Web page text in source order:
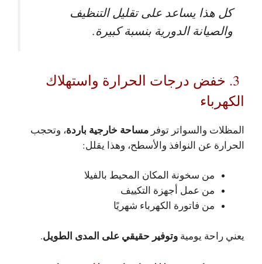
كل هذا يساعد على تقليل التنظيف
والصيانة الدورية بنسبة كبيرة.
3. خفض درجات الحرارة واستهلاك
الكهرباء
المظلات والسواتر توفر مساحة خارجية باردة، وتحجب
الحرارة عن النوافذ والأسطح، وهذا يقلل:
من سخونة المكان المحيط بالفيلا
من عمل أجهزة التكييف
من فاتورة الكهرباء شهريًا
يعني راحة يومية وتوفير حقيقي على المدى الطويل.